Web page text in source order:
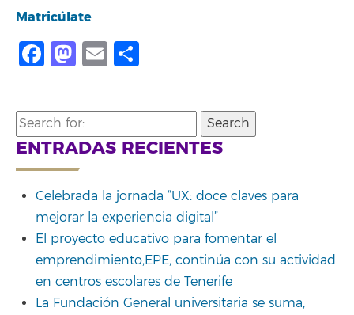
Matricúlate
Facebook
Mastodon
Email
Search
for:
ENTRADAS RECIENTES
Celebrada la jornada “UX: doce claves para
mejorar la experiencia digital”
El proyecto educativo para fomentar el
emprendimiento,EPE, continúa con su actividad
en centros escolares de Tenerife
La Fundación General universitaria se suma,